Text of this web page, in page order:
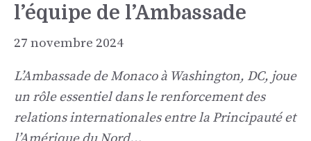
l’équipe de l’Ambassade
27 novembre 2024
L’Ambassade de Monaco à Washington, DC, joue
un rôle essentiel dans le renforcement des
relations internationales entre la Principauté et